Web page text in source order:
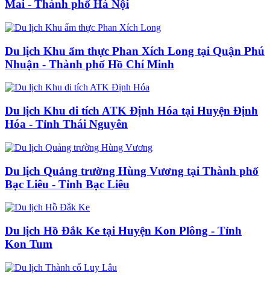
Mai - Thành phố Hà Nội
Du lịch Khu ẩm thực Phan Xích Long tại Quận Phú
Nhuận - Thành phố Hồ Chí Minh
Du lịch Khu di tích ATK Định Hóa tại Huyện Định
Hóa - Tỉnh Thái Nguyên
Du lịch Quảng trường Hùng Vương tại Thành phố
Bạc Liêu - Tỉnh Bạc Liêu
Du lịch Hồ Đắk Ke tại Huyện Kon Plông - Tỉnh
Kon Tum